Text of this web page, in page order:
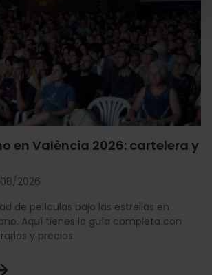
en València 2026: cartelera y
2026
de películas bajo las estrellas en
Aquí tienes la guía completa con
y precios.